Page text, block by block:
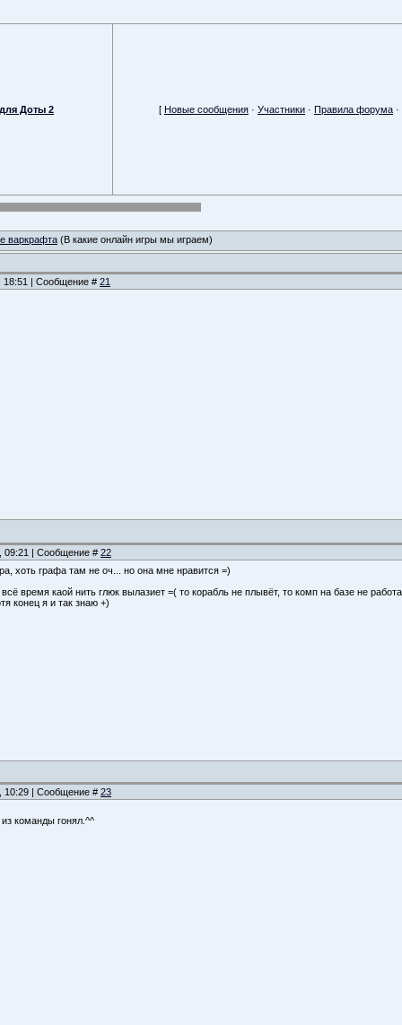
Доты 2 [ Новые сообщения · Участники · Правила форума ·
варкрафта (В какие онлайн игры мы играем)
18:51 | Сообщение # 21
09:21 | Сообщение # 22
хоть графа там не оч... но она мне нравится =)
время каой нить глюк вылазиет =( то корабль не плывёт, то комп на базе не
конец я и так знаю +)
10:29 | Сообщение # 23
команды гонял.^^